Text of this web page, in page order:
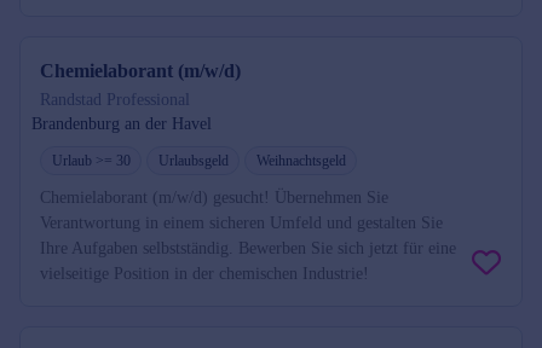
Chemielaborant (m/w/d)
Randstad Professional
Brandenburg an der Havel
Urlaub >= 30 Urlaubsgeld Weihnachtsgeld
Chemielaborant (m/w/d) gesucht! Übernehmen Sie
Verantwortung in einem sicheren Umfeld und gestalten Sie
Ihre Aufgaben selbstständig. Bewerben Sie sich jetzt für eine
vielseitige Position in der chemischen Industrie!